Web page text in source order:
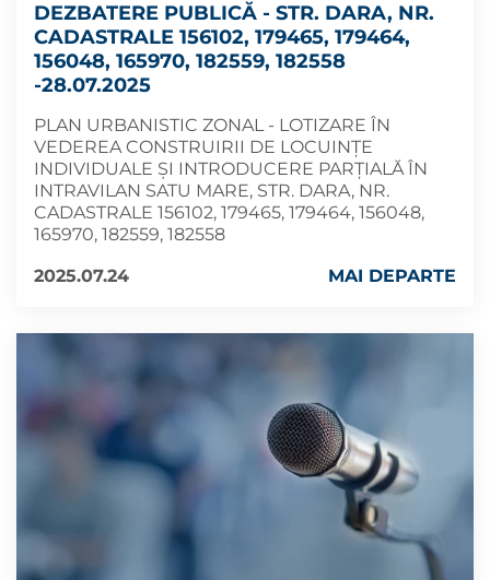
DEZBATERE PUBLICĂ - STR. DARA, NR.
CADASTRALE 156102, 179465, 179464,
156048, 165970, 182559, 182558
-28.07.2025
PLAN URBANISTIC ZONAL - LOTIZARE ÎN
VEDEREA CONSTRUIRII DE LOCUINȚE
INDIVIDUALE ȘI INTRODUCERE PARȚIALĂ ÎN
INTRAVILAN SATU MARE, STR. DARA, NR.
CADASTRALE 156102, 179465, 179464, 156048,
165970, 182559, 182558
2025.07.24
MAI DEPARTE